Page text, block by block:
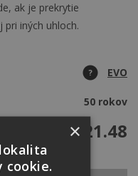
ak je prekrytie
iných uhloch.
? EVO
50 rokov
€ 21.48
×
cookie.